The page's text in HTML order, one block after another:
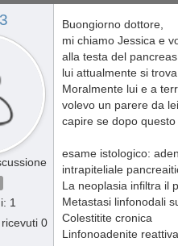
1
0
Buongiorno dottore,
mi chiamo Jessica e
alla testa del pancreas.
lui attualmente si
Moralmente lui e a
volevo un parere da
capire se dopo
esame istologico:
intrapiteliale
La neoplasia infiltra il
Metastasi linfonodali
Colestitite cronica
Linfonoadenite